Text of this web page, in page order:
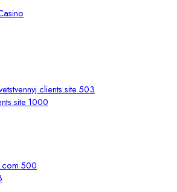
503
1000
500